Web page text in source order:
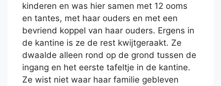
kinderen en was hier samen met 12 ooms
en tantes, met haar ouders en met een
bevriend koppel van haar ouders. Ergens in
de kantine is ze de rest kwijtgeraakt. Ze
dwaalde alleen rond op de grond tussen de
ingang en het eerste tafeltje in de kantine.
Ze wist niet waar haar familie gebleven